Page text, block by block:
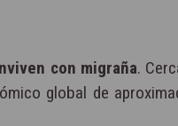
con migraña.
global de